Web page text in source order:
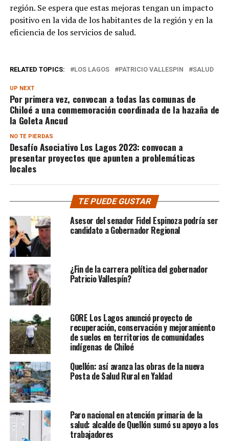
región. Se espera que estas mejoras tengan un impacto
positivo en la vida de los habitantes de la región y en la
eficiencia de los servicios de salud.
RELATED TOPICS: LOS LAGOS PATRICIO VALLESPIN SALUD
UP NEXT
Por primera vez, convocan a todas las comunas de
Chiloé a una conmemoración coordinada de la hazaña de
la Goleta Ancud
NO TE PIERDAS
Desafío Asociativo Los Lagos 2023: convocan a
presentar proyectos que apunten a problemáticas
locales
TE PUEDE GUSTAR
Asesor del senador Fidel Espinoza podría ser
candidato a Gobernador Regional
¿Fin de la carrera política del gobernador
Patricio Vallespín?
GORE Los Lagos anunció proyecto de
recuperación, conservación y mejoramiento
de suelos en territorios de comunidades
indí­genas de Chiloé
Quellón: así avanza las obras de la nueva
Posta de Salud Rural en Yaldad
Paro nacional en atención primaria de la
salud: alcalde de Quellón sumó su apoyo a los
trabajadores